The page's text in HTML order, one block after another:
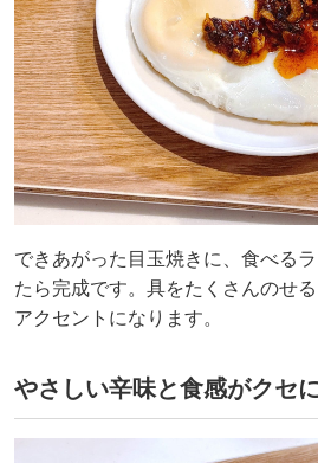
できあがった目玉焼きに、食べる
たら完成です。具をたくさんのせ
アクセントになります。
やさしい辛味と食感がクセ